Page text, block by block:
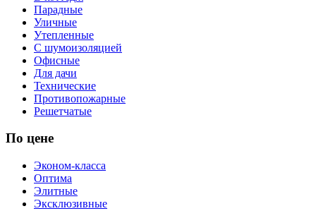
Парадные
Уличные
Утепленные
С шумоизоляцией
Офисные
Для дачи
Технические
Противопожарные
Решетчатые
По цене
Эконом-класса
Оптима
Элитные
Эксклюзивные